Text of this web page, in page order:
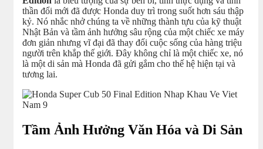
thần đổi mới đã được Honda duy trì trong suốt hơn sáu thập
kỷ. Nó nhắc nhở chúng ta về những thành tựu của kỹ thuật
Nhật Bản và tầm ảnh hưởng sâu rộng của một chiếc xe máy
đơn giản nhưng vĩ đại đã thay đổi cuộc sống của hàng triệu
người trên khắp thế giới. Đây không chỉ là một chiếc xe, nó
là một di sản mà Honda đã gửi gắm cho thế hệ hiện tại và
tương lai.
Tầm Ảnh Hưởng Văn Hóa và Di Sản